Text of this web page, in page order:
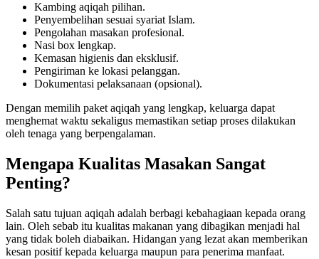
Kambing aqiqah pilihan.
Penyembelihan sesuai syariat Islam.
Pengolahan masakan profesional.
Nasi box lengkap.
Kemasan higienis dan eksklusif.
Pengiriman ke lokasi pelanggan.
Dokumentasi pelaksanaan (opsional).
Dengan memilih paket aqiqah yang lengkap, keluarga dapat
menghemat waktu sekaligus memastikan setiap proses dilakukan
oleh tenaga yang berpengalaman.
Mengapa Kualitas Masakan Sangat
Penting?
Salah satu tujuan aqiqah adalah berbagi kebahagiaan kepada orang
lain. Oleh sebab itu kualitas makanan yang dibagikan menjadi hal
yang tidak boleh diabaikan. Hidangan yang lezat akan memberikan
kesan positif kepada keluarga maupun para penerima manfaat.